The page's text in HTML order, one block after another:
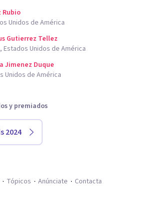
Rubio
Unidos de América
Gutierrez Tellez
Estados Unidos de América
Jimenez Duque
Unidos de América
y premiados
2024
Tópicos Anúnciate Contacta